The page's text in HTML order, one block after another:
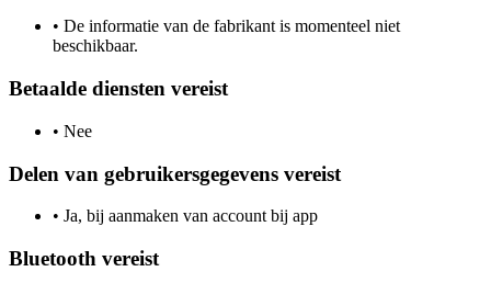
• De informatie van de fabrikant is momenteel niet
beschikbaar.
Betaalde diensten vereist
• Nee
Delen van gebruikersgegevens vereist
• Ja, bij aanmaken van account bij app
Bluetooth vereist